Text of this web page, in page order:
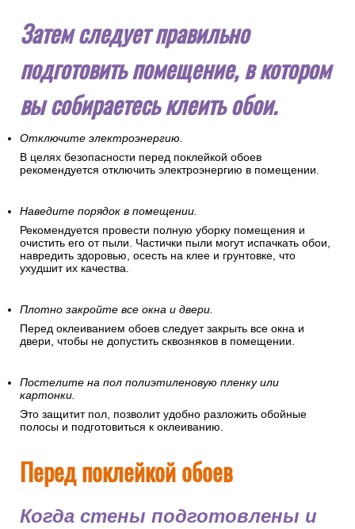
Затем следует правильно
подготовить помещение, в котором
вы собираетесь клеить обои.
Отключите электроэнергию.
В целях безопасности перед поклейкой обоев
рекомендуется отключить электроэнергию в помещении.
Наведите порядок в помещении.
Рекомендуется провести полную уборку помещения и
очистить его от пыли. Частички пыли могут испачкать обои,
навредить здоровью, осесть на клее и грунтовке, что
ухудшит их качества.
Плотно закройте все окна и двери.
Перед оклеиванием обоев следует закрыть все окна и
двери, чтобы не допустить сквозняков в помещении.
Постелите на пол полиэтиленовую пленку или
картонки.
Это защитит пол, позволит удобно разложить обойные
полосы и подготовиться к оклеиванию.
Перед поклейкой обоев
Когда стены подготовлены и